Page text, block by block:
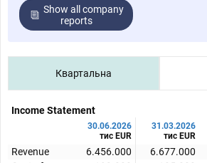
Show all company
reports
Квартальна
Income Statement
30.06.2026
тис EUR
31.03.2026
тис EUR
Revenue 6.456.000 6.677.000